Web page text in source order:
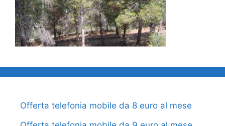
Offerta telefonia mobile da 8 euro al mese